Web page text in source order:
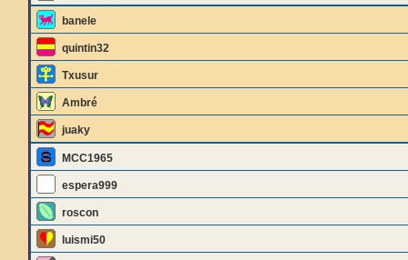
banele
quintin32
Txusur
Ambré
juaky
MCC1965
espera999
roscon
luismi50